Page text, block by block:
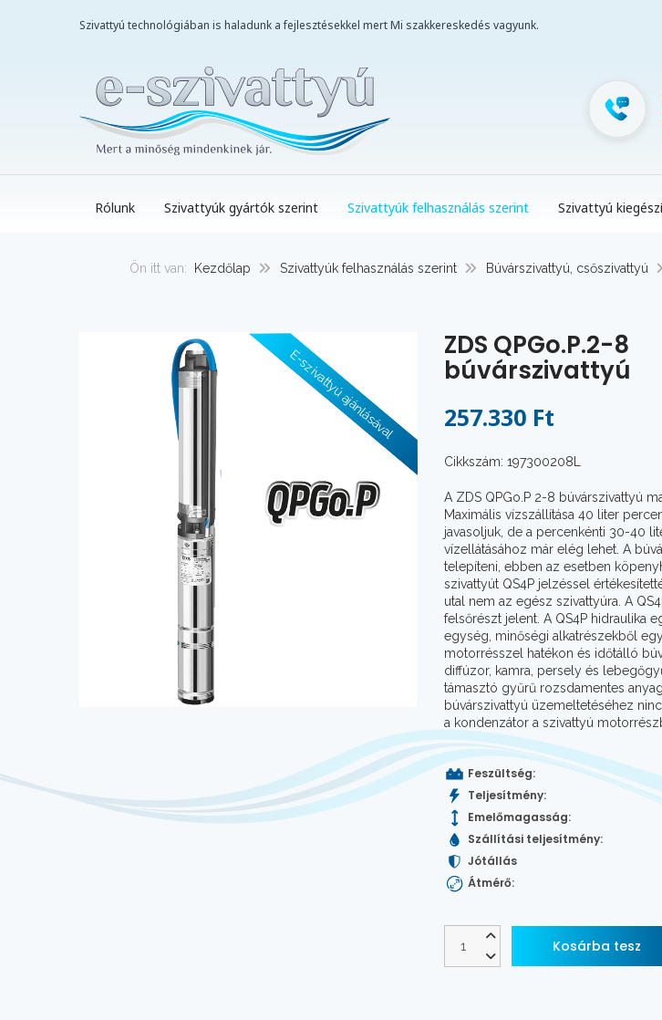
Szivattyú technológiában is haladunk a fejlesztésekkel mert Mi szakkereskedés vagyunk.
Rólunk Szivattyúk gyártók szerint Szivattyúk felhasználás szerint Szivattyú
Ön itt van: Kezdőlap Szivattyúk felhasználás szerint Búvárszivattyú, csőszivattyú
E-szivattyú ajánlásával
ZDS QPGo.P.2-8
búvárszivattyú
257.330 Ft
Cikkszám: 197300208L
A ZDS QPGo.P 2-8 búvárszivattyú
Maximális vízszállítása 40 liter
javasoljuk, de a percenkénti 30-40
vízellátásához már elég lehet. A
telepíteni, ebben az esetben
szivattyút QS4P jelzéssel
utal nem az egész szivattyúra. A
felsőrészt jelent. A QS4P hidraulika
egység, minőségi alkatrészekből
motorrésszel hatékon és időtálló
diffúzor, kamra, persely és
támasztó gyűrű rozsdamentes
búvárszivattyú üzemeltetéséhez
a kondenzátor a szivattyú
Feszültség:
Teljesítmény:
Emelőmagasság:
Szállítási teljesítmény:
Jótállás
Átmérő: